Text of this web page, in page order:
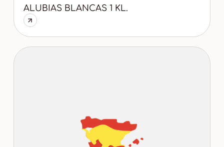
ALUBIAS BLANCAS 1 KL.